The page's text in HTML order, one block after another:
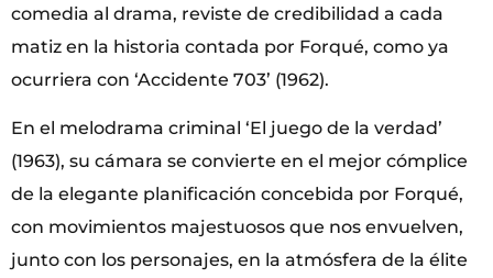
comedia al drama, reviste de credibilidad a cada
matiz en la historia contada por Forqué, como ya
ocurriera con ‘Accidente 703’ (1962).
En el melodrama criminal ‘El juego de la verdad’
(1963), su cámara se convierte en el mejor cómplice
de la elegante planificación concebida por Forqué,
con movimientos majestuosos que nos envuelven,
junto con los personajes, en la atmósfera de la élite